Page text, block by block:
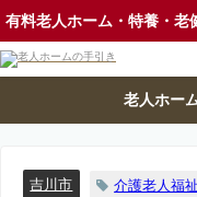
有料老人ホーム・特養・老
老人ホー
吉川市 介護老人福